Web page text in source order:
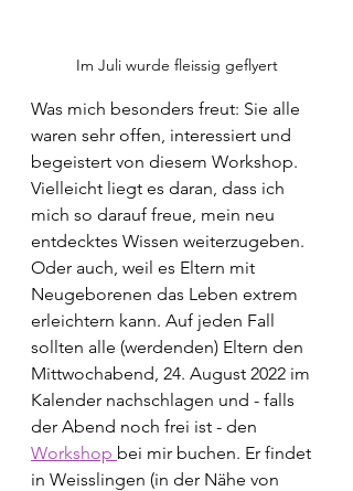
Im Juli wurde fleissig geflyert
Was mich besonders freut: Sie alle
waren sehr offen, interessiert und
begeistert von diesem Workshop.
Vielleicht liegt es daran, dass ich
mich so darauf freue, mein neu
entdecktes Wissen weiterzugeben.
Oder auch, weil es Eltern mit
Neugeborenen das Leben extrem
erleichtern kann. Auf jeden Fall
sollten alle (werdenden) Eltern den
Mittwochabend, 24. August 2022 im
Kalender nachschlagen und - falls
der Abend noch frei ist - den
Workshop bei mir buchen. Er findet
in Weisslingen (in der Nähe von